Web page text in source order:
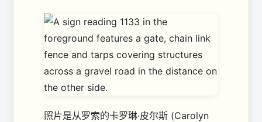
照片是从罗索的卡罗琳·皮尔斯 (Carolyn